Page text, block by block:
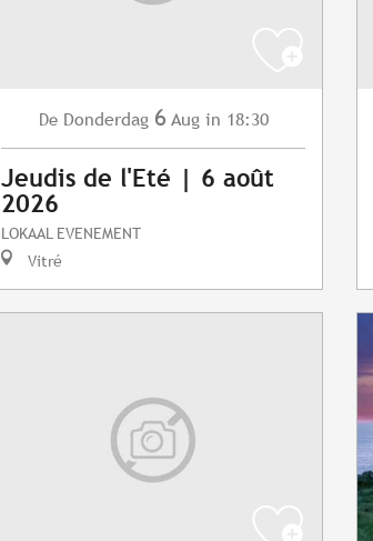
De Donderdag 6 Aug in 18:30
Jeudis de l'Eté | 6 août
2026
LOKAAL EVENEMENT
Vitré